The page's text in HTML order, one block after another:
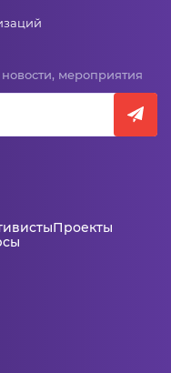
мероприятия
Проекты